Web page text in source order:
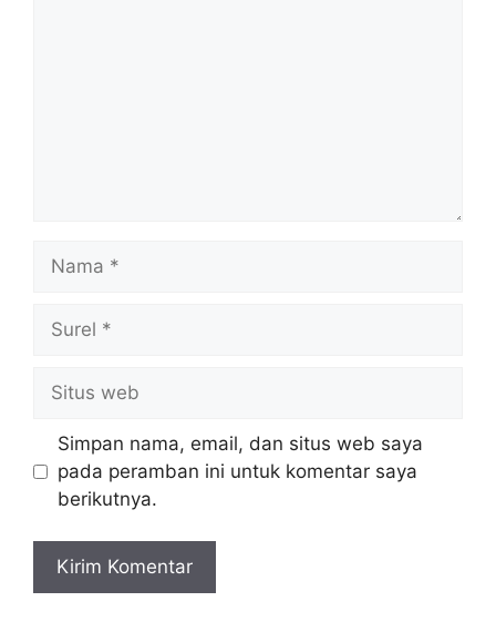
web
Simpan nama, email, dan situs web saya
pada peramban ini untuk komentar saya
berikutnya.